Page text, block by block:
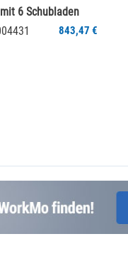
6 Schubladen
843,47 €